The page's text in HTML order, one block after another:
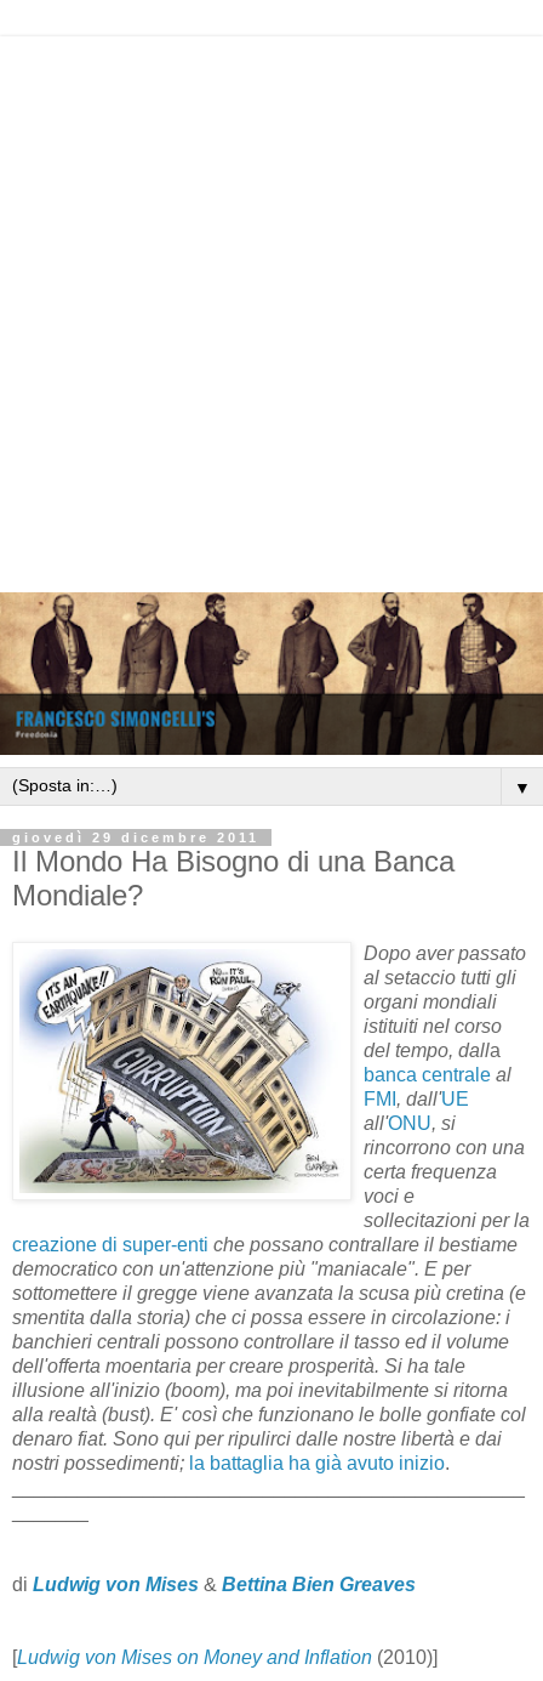
▼
giovedì 29 dicembre 2011
Il Mondo Ha Bisogno di una Banca
Mondiale?
Dopo aver passato
al setaccio tutti gli
organi mondiali
istituiti nel corso
del tempo, dalla
banca centrale al
FMI , dall'UE
all'ONU, si
rincorrono con una
certa frequenza
voci e
sollecitazioni per la
creazione di super-enti che possano contrallare il bestiame
democratico con un'attenzione più "maniacale". E per
sottomettere il gregge viene avanzata la scusa più cretina (e
smentita dalla storia) che ci possa essere in circolazione: i
banchieri centrali possono controllare il tasso ed il volume
dell'offerta moentaria per creare prosperità. Si ha tale
illusione all'inizio (boom), ma poi inevitabilmente si ritorna
alla realtà (bust). E' così che funzionano le bolle gonfiate col
denaro fiat. Sono qui per ripulirci dalle nostre libertà e dai
nostri possedimenti; la battaglia ha già avuto inizio.
di Ludwig von Mises & Bettina Bien Greaves
[Ludwig von Mises on Money and Inflation (2010)]